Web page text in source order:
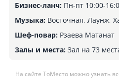
Бизнес-ланч:Пн-пт 10:00-
Музыка:Восточная, Лаунж,
Шеф-повар:Рзаева Матанат
Залы и места:Зал на 73
На сайте ТоМесто можно узнать